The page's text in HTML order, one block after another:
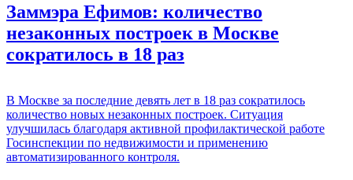
Заммэра Ефимов: количество
незаконных построек в Москве
сократилось в 18 раз
В Москве за последние девять лет в 18 раз сократилось
количество новых незаконных построек. Ситуация
улучшилась благодаря активной профилактической работе
Госинспекции по недвижимости и применению
автоматизированного контроля.